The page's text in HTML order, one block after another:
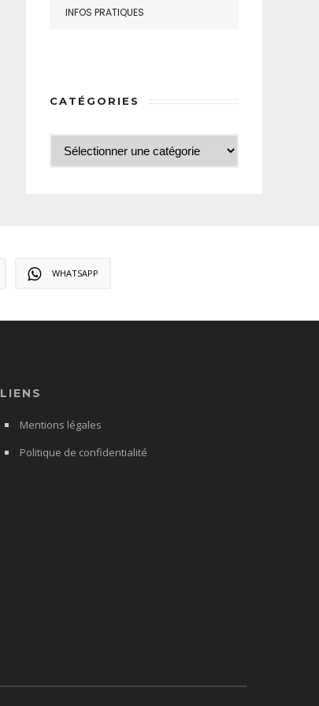
INFOS PRATIQUES
CATÉGORIES
WHATSAPP
LIENS
Mentions légales
Politique de confidentialité